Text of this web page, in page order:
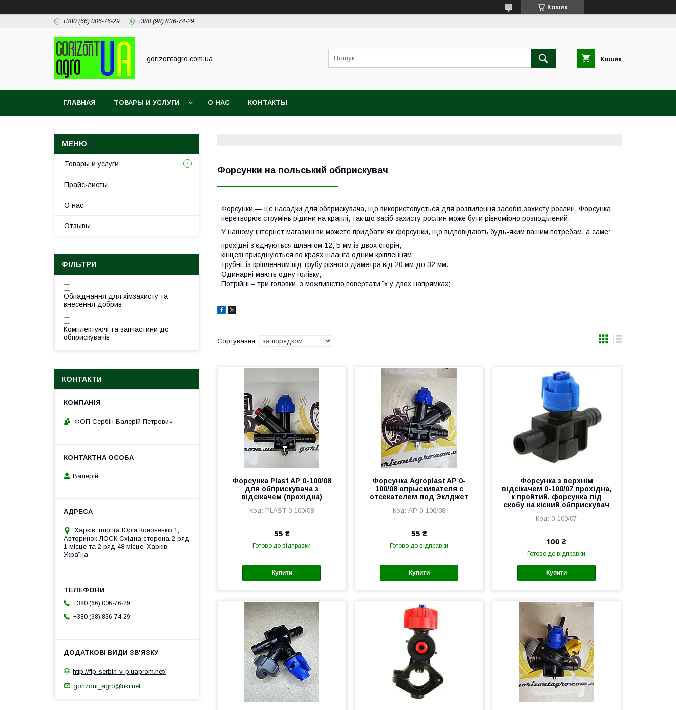
Кошик
+380 (66) 006-76-29 +380 (98) 836-74-29
gorizontagro.com.ua Кошик
ГЛАВНАЯ ТОВАРЫ И УСЛУГИ О НАС КОНТАКТЫ
Форсунки на польський обприскувач
Форсунки — це насадки для обприскувача, що використовується для розпилення засобів захисту рослин. Форсунка
перетворює струмінь рідини на краплі, так що засіб захисту рослин може бути рівномірно розподілений.
У нашому інтернет магазині ви можете придбати як форсунки, що відповідають будь-яким вашим потребам, а саме:
прохідні з'єднуються шлангом 12, 5 мм із двох сторін;
кінцеві приєднуються по краях шланга одним кріпленням;
трубні, із кріпленням під трубу різного діаметра від 20 мм до 32 мм.
Одинарні мають одну голівку;
Потрійні – три головки, з можливістю повертати їх у двох напрямках;
Форсунка Plast AP 0-100/08
для обприскувача з
відсікачем (прохідна)
PLAST 0-100/08
55 ₴
Готово до відправки
Купити
Форсунка Agroplast AP 0-
100/08 опрыскивателя с
отсекателем под Эклджет
AP 0-100/08
55 ₴
Готово до відправки
Купити
Форсунка з верхнім
відсікачем 0-100/07 прохідна,
к пройтий. форсунка під
скобу на кісний обприскувач
0-100/07
100 ₴
Готово до відправки
Купити
Товары и услуги
Прайс-листы
О нас
Отзывы
ФІЛЬТРИ
Обладнання для хімзахисту та
внесення добрив
Комплектуючі та запчастини до
обприскувачів
КОНТАКТИ
ФОП Сербін Валерій Петрович
Валерій
Харків, площа Юрія Кононенко 1,
Авторинок ЛОСК Східна сторона 2 ряд
1 місце та 2 ряд 48 місце, Харків,
Україна
+380 (66) 006-76-29
+380 (98) 836-74-29
http://flp-serbin-v-p.uaprom.net/
gorizont_agro@ukr.net